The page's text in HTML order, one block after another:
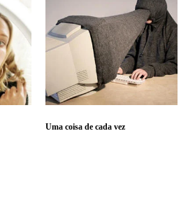
Uma coisa de cada vez